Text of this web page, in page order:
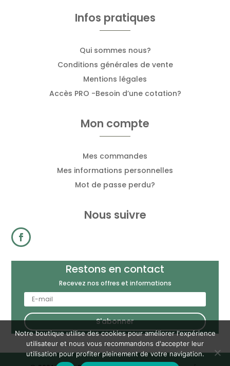
Infos pratiques
Qui sommes nous?
Conditions générales de vente
Mentions légales
Accès PRO -Besoin d’une cotation?
Mon compte
Mes commandes
Mes informations personnelles
Mot de passe perdu?
Nous suivre
Restons en contact
Recevez nos offres et informations
S'abonner
Notre boutique utilise des cookies pour améliorer l'expérience
utilisateur et nous vous recommandons d'accepter leur
utilisation pour profiter pleinement de votre navigation.